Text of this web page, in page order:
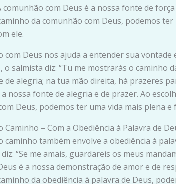
comunhão com Deus é a nossa fonte de
da comunhão com Deus, podemos ter
ele.
com Deus nos ajuda a entender sua vontade
, o salmista diz: “Tu me mostrarás o caminho
de alegria; na tua mão direita, há prazeres
a nossa fonte de alegria e de prazer. Ao
Deus, podemos ter uma vida mais plena e
Caminho – Com a Obediência à Palavra de
caminho também envolve a obediência à
diz: “Se me amais, guardareis os meus
é a nossa demonstração de amor e de
da obediência à palavra de Deus,